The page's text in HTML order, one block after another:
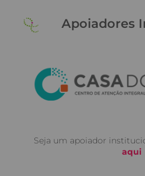
Apoiadores
Seja um apoiador
aqui